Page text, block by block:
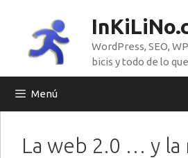
contenido
WordPress, SEO,
bicis y todo de lo
Menú
La web 2.0 … y la